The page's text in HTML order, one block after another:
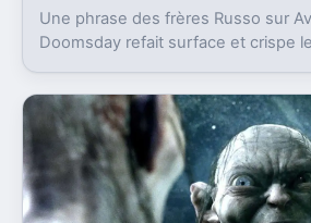
Une phrase des frères Russo sur
Doomsday refait surface et crispe